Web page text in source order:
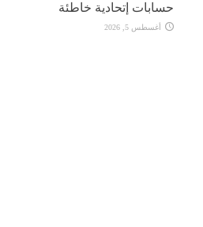
حسابات إتحادية خاطئة
أغسطس 5, 2026